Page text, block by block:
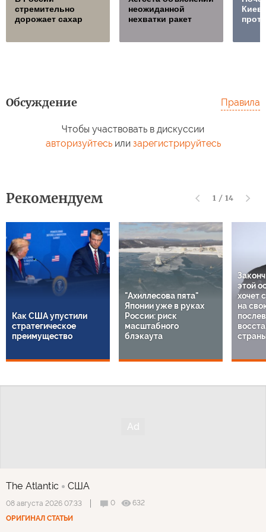
стремительно
дорожает сахар
неожиданной
нехватки ракет
Обсуждение Правила
Чтобы участвовать в дискуссии
авторизуйтесьили зарегистрируйтесь
Рекомендуем 1 / 14
Как США упустили
стратегическое
преимущество
"Ахиллесова пята"
Японии уже в руках
России: риск
масштабного
блэкаута
этой
хочет
на
The Atlantic США
08 августа 2026 07:33 0
632
ОРИГИНАЛ СТАТЬИ